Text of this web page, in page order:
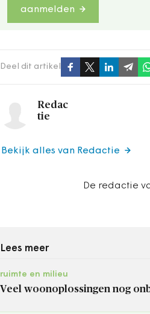
aanmelden
Deel dit artikel
Redac
tie
De redactie
Bekijk alles van Redactie
Lees meer
ruimte en milieu
Veel woonoplossingen nog